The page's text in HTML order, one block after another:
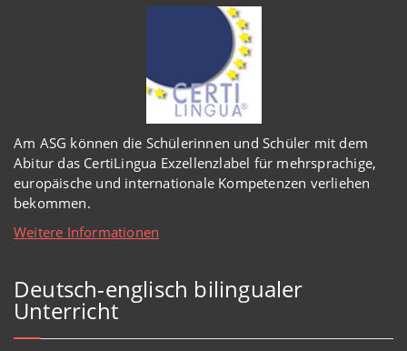
Am ASG können die Schülerinnen und Schüler mit dem
Abitur das CertiLingua Exzellenzlabel für mehrsprachige,
europäische und internationale Kompetenzen verliehen
bekommen.
Weitere Informationen
Deutsch-englisch bilingualer
Unterricht